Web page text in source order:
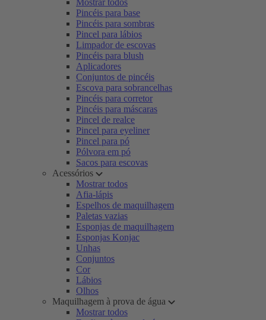
Mostrar todos
Pincéis para base
Pincéis para sombras
Pincel para lábios
Limpador de escovas
Pincéis para blush
Aplicadores
Conjuntos de pincéis
Escova para sobrancelhas
Pincéis para corretor
Pincéis para máscaras
Pincel de realce
Pincel para eyeliner
Pincel para pó
Pólvora em pó
Sacos para escovas
Acessórios
Mostrar todos
Afia-lápis
Espelhos de maquilhagem
Paletas vazias
Esponjas de maquilhagem
Esponjas Konjac
Unhas
Conjuntos
Cor
Lábios
Olhos
Maquilhagem à prova de água
Mostrar todos